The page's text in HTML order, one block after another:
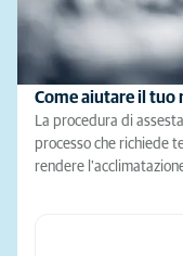
Come aiutare il tuo
La procedura di
processo che richiede
rendere